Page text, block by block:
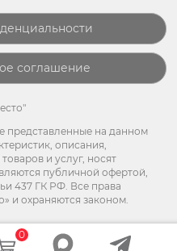
соглашение
представленные на данном
описания,
и услуг, носят
публичной офертой,
437 ГК РФ. Все права
и охраняются законом.
0